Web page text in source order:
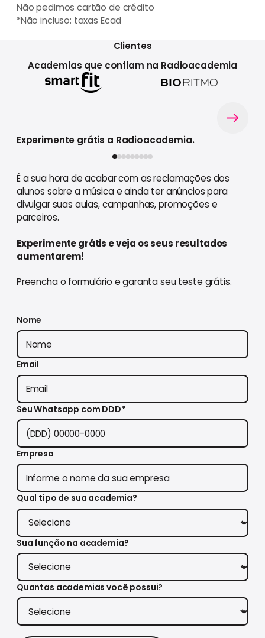
Não pedimos cartão de crédito
*Não incluso: taxas Ecad
Clientes
Academias que confiam na Radioacademia
Experimente grátis a Radioacademia.
É a sua hora de acabar com as reclamações dos
alunos sobre a música e ainda ter anúncios para
divulgar suas aulas, campanhas, promoções e
parceiros.
Experimente grátis e veja os seus resultados
aumentarem!
Preencha o formulário e garanta seu teste grátis.
Nome
Email
Seu Whatsapp com DDD*
Empresa
Qual tipo de sua academia?
Sua função na academia?
Quantas academias você possui?